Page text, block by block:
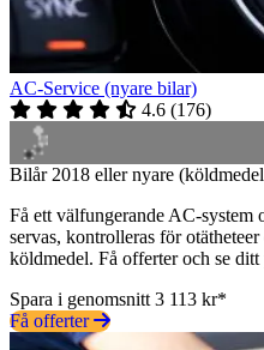
AC-Service (nyare bilar)
4.6 (176)
Bilår 2018 eller nyare
Få ett välfungerande AC-
servas, kontrolleras för
köldmedel. Få offerter och se ditt
Spara i genomsnitt 3 113 kr*
Få offerter